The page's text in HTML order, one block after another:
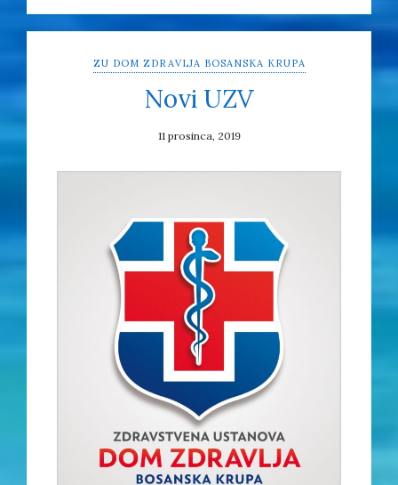
ZU DOM ZDRAVLJA BOSANSKA KRUPA
Novi UZV
11 prosinca, 2019